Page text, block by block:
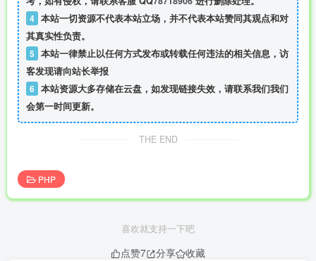
4 本站一切资源不代表本站立场，并不代表本站赞同其观点和对
其真实性负责。
5 本站一律禁止以任何方式发布或转载任何违法的相关信息，访
客发现请向站长举报
6 本站资源大多存储在云盘，如发现链接失效，请联系我们我们
会第一时间更新。
THE END
PHP
喜欢就支持一下吧
点赞7 分享
收藏